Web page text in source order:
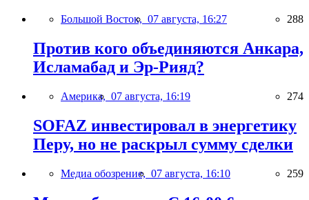
Большой Восток, 07 августа, 16:27 288
Против кого объединяются Анкара,
Исламабад и Эр-Рияд?
Америка, 07 августа, 16:19 274
SOFAZ инвестировал в энергетику
Перу, но не раскрыл сумму сделки
Медиа обозрение, 07 августа, 16:10 259